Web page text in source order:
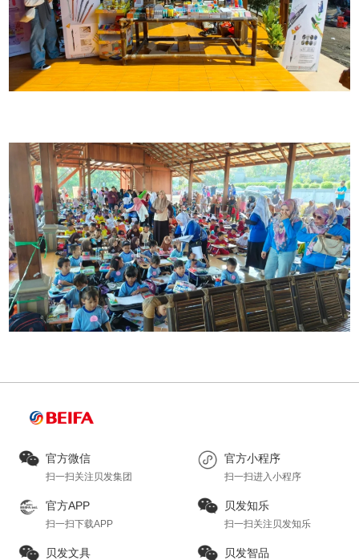
幢1号
版权所有 贝发集团股份有限公司
浙ICP备11016667号
技
术支持：荣胜网络
官方微信
扫一扫关注贝发集团
官方小程序
扫一扫进入小程序
官方APP
扫一扫下载APP
贝发知乐
扫一扫关注贝发知乐
贝发文具 贝发智品